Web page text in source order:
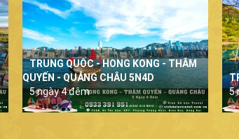
TRUNG QUỐC - HONG KONG - THÂM
QUYẾN - QUẢNG CHÂU 5N4D
5 ngày 4 đêm
5